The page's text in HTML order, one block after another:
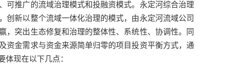
推广的流域治理模式和投融资模式。永定河综合治理
创新以整个流域一体化治理的模式，由永定河流域公司
，突出生态修复和治理的整体性、系统性、协调性。同
资金需求与资金来源简单归零的项目投资平衡方式，通
现在以下几点：